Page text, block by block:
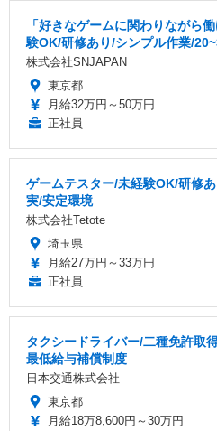
「好きなゲームに関わりながら
験OK/研修あり/シンプル作業/
株式会社SNJAPAN
東京都
月給32万円～50万円
正社員
ゲームテスター/未経験OK/研修
実/安定環境
株式会社Tetote
埼玉県
月給27万円～33万円
正社員
タクシードライバー/二種免許取
最低給与補償制度
日本交通株式会社
東京都
月給18万8,600円～30万円